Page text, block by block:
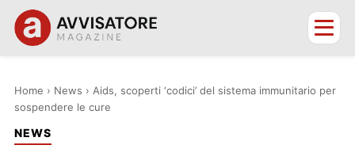
Home › News › Aids, scoperti ‘codici’ del sistema immunitario per
sospendere le cure
NEWS